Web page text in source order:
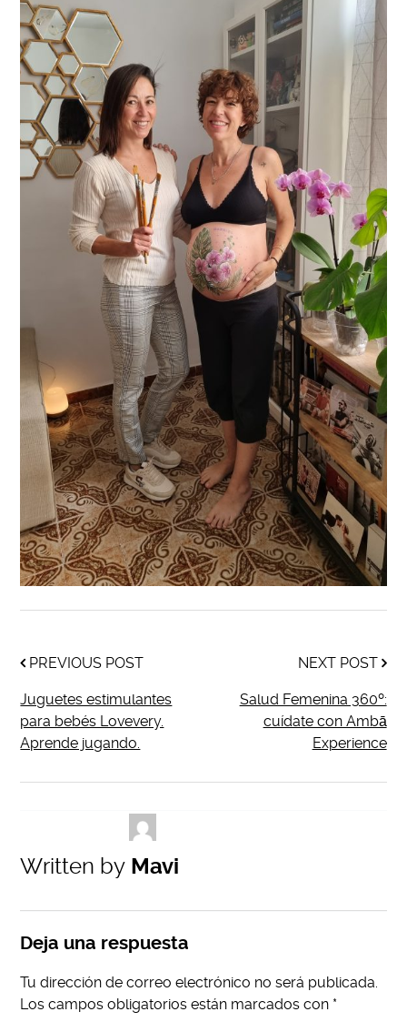
PREVIOUS POST
Juguetes estimulantes
para bebés Lovevery.
Aprende jugando.
NEXT POST
Salud Femenina 360º:
cuídate con Ambā
Experience
Written by Mavi
Deja una respuesta
Tu dirección de correo electrónico no será publicada.
Los campos obligatorios están marcados con *